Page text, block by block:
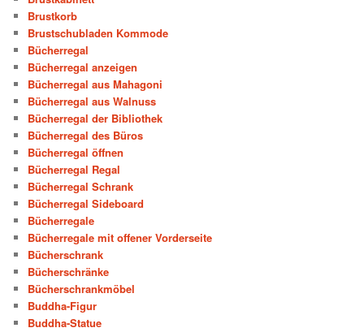
Brustkorb
Brustschubladen Kommode
Bücherregal
Bücherregal anzeigen
Bücherregal aus Mahagoni
Bücherregal aus Walnuss
Bücherregal der Bibliothek
Bücherregal des Büros
Bücherregal öffnen
Bücherregal Regal
Bücherregal Schrank
Bücherregal Sideboard
Bücherregale
Bücherregale mit offener Vorderseite
Bücherschrank
Bücherschränke
Bücherschrankmöbel
Buddha-Figur
Buddha-Statue